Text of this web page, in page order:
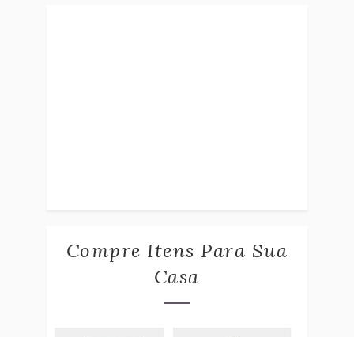
Compre Itens Para Sua
Casa